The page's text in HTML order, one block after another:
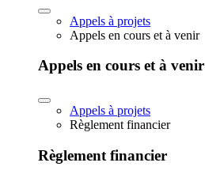
Appels à projets
Appels en cours et à venir
Appels en cours et à venir
Appels à projets
Règlement financier
Règlement financier